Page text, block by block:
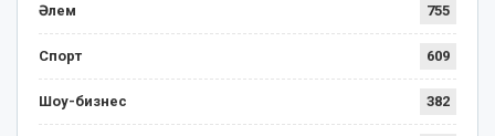
Әлем 755
Спорт 609
Шоу-бизнес 382